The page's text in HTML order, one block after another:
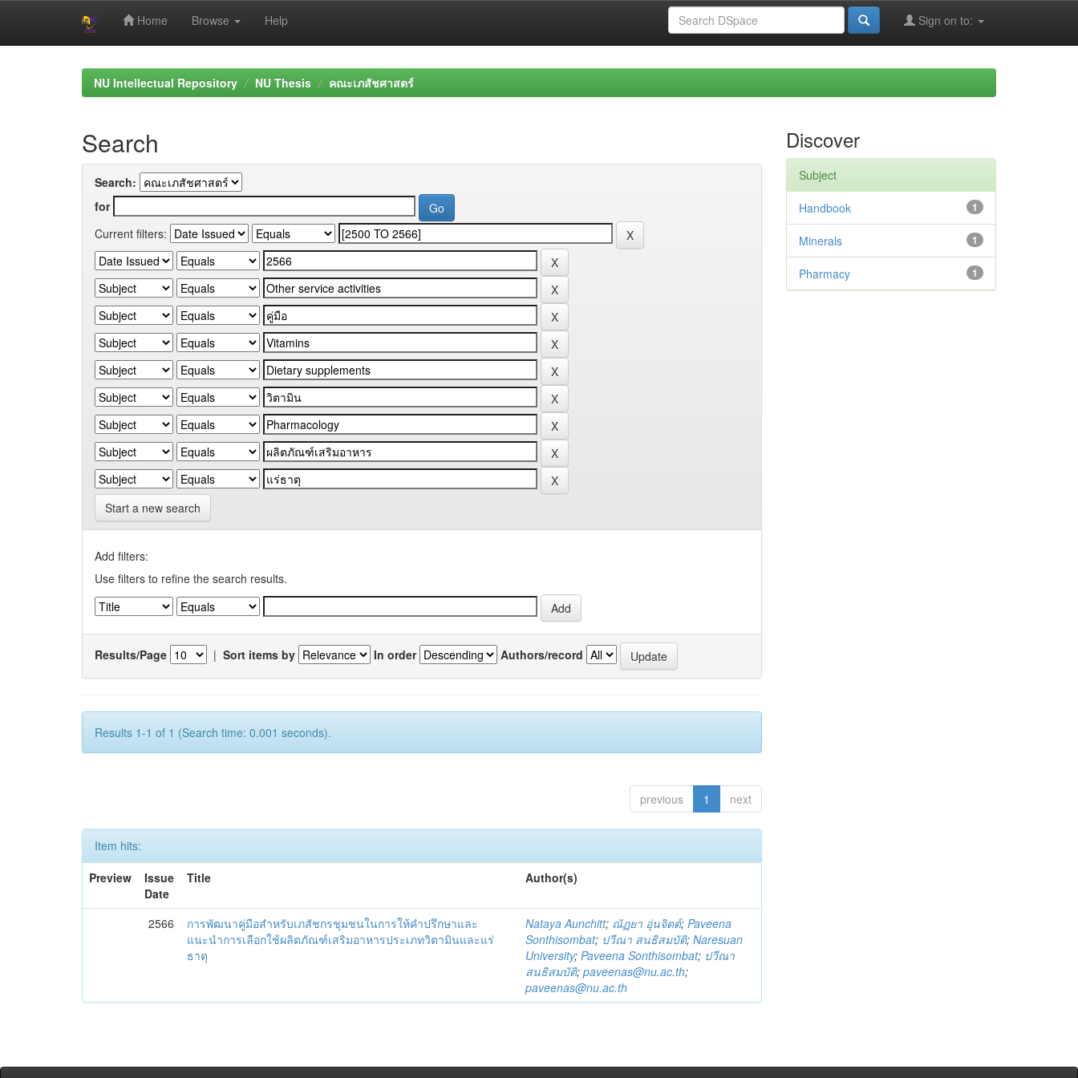
Home Browse Help Sign on to:
NU Intellectual Repository NU Thesis คณะเภสัชศาสตร์
Search
Search:
for
Current filters:
Start a new search
Add filters:
Use filters to refine the search results.
Results/Page | Sort items by In order Authors/record
Results 1-1 of 1 (Search time: 0.001 seconds).
previous 1 next
Item hits:
Preview
Issue
Date
Title Author(s)
2566
การพัฒนาคู่มือสำหรับเภสัชกรชุมชนในการให้คำปรึกษาและ
แนะนำการเลือกใช้ผลิตภัณฑ์เสริมอาหารประเภทวิตามินและแร่
ธาตุ
Nataya Aunchitt; ณัฏยา อุ่นจิตต์;Paveena
Sonthisombat; ปวีณา สนธิสมบัติ;Naresuan
University;Paveena Sonthisombat; ปวีณา
สนธิสมบัติ;paveenas@nu.ac.th;
paveenas@nu.ac.th
Discover
Subject
1
Handbook
1
Minerals
1
Pharmacy